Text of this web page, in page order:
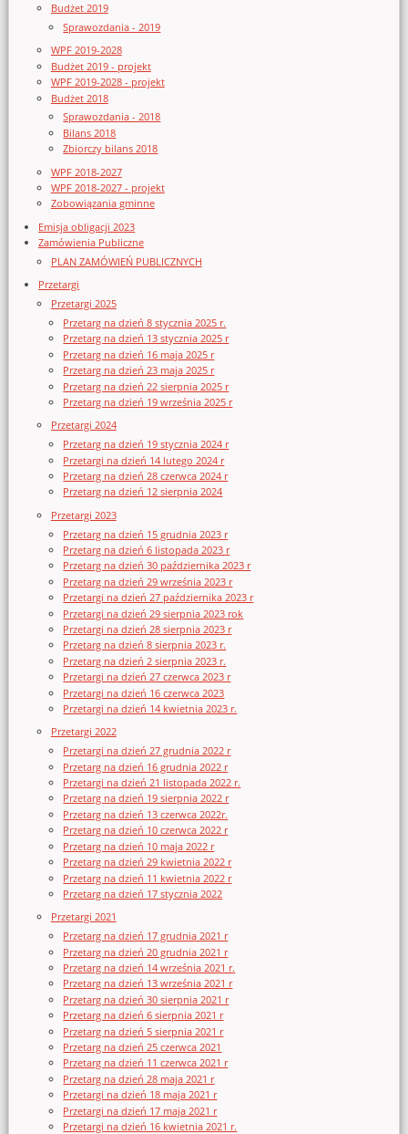
Budżet 2019
Sprawozdania - 2019
WPF 2019-2028
Budżet 2019 - projekt
WPF 2019-2028 - projekt
Budżet 2018
Sprawozdania - 2018
Bilans 2018
Zbiorczy bilans 2018
WPF 2018-2027
WPF 2018-2027 - projekt
Zobowiązania gminne
Emisja obligacji 2023
Zamówienia Publiczne
PLAN ZAMÓWIEŃ PUBLICZNYCH
Przetargi
Przetargi 2025
Przetarg na dzień 8 stycznia 2025 r.
Przetarg na dzień 13 stycznia 2025 r
Przetarg na dzień 16 maja 2025 r
Przetarg na dzień 23 maja 2025 r
Przetarg na dzień 22 sierpnia 2025 r
Przetarg na dzień 19 września 2025 r
Przetargi 2024
Przetarg na dzień 19 stycznia 2024 r
Przetargi na dzień 14 lutego 2024 r
Przetarg na dzień 28 czerwca 2024 r
Przetarg na dzień 12 sierpnia 2024
Przetargi 2023
Przetarg na dzień 15 grudnia 2023 r
Przetarg na dzień 6 listopada 2023 r
Przetarg na dzień 30 października 2023 r
Przetarg na dzień 29 września 2023 r
Przetargi na dzień 27 października 2023 r
Przetargi na dzień 29 sierpnia 2023 rok
Przetargi na dzień 28 sierpnia 2023 r
Przetarg na dzień 8 sierpnia 2023 r.
Przetarg na dzień 2 sierpnia 2023 r.
Przetargi na dzień 27 czerwca 2023 r
Przetargi na dzień 16 czerwca 2023
Przetargi na dzień 14 kwietnia 2023 r.
Przetargi 2022
Przetargi na dzień 27 grudnia 2022 r
Przetarg na dzień 16 grudnia 2022 r
Przetargi na dzień 21 listopada 2022 r.
Przetarg na dzień 19 sierpnia 2022 r
Przetarg na dzień 13 czerwca 2022r.
Przetarg na dzień 10 czerwca 2022 r
Przetarg na dzień 10 maja 2022 r
Przetarg na dzień 29 kwietnia 2022 r
Przetarg na dzień 11 kwietnia 2022 r
Przetarg na dzień 17 stycznia 2022
Przetargi 2021
Przetarg na dzień 17 grudnia 2021 r
Przetarg na dzień 20 grudnia 2021 r
Przetarg na dzień 14 września 2021 r.
Przetarg na dzień 13 września 2021 r
Przetarg na dzień 30 sierpnia 2021 r
Przetarg na dzień 6 sierpnia 2021 r
Przetarg na dzień 5 sierpnia 2021 r
Przetarg na dzień 25 czerwca 2021
Przetarg na dzień 11 czerwca 2021 r
Przetarg na dzień 28 maja 2021 r
Przetargi na dzień 18 maja 2021 r
Przetargi na dzień 17 maja 2021 r
Przetargi na dzień 16 kwietnia 2021 r.